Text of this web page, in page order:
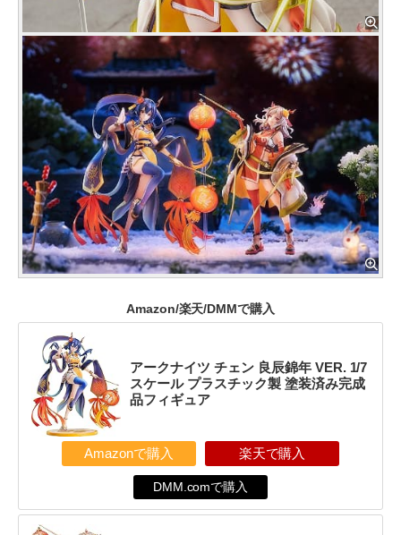
Amazon/楽天/DMMで購入
アークナイツ チェン 良辰錦年 VER. 1/7
スケール プラスチック製 塗装済み完成
品フィギュア
Amazonで購入 楽天で購入
DMM.comで購入